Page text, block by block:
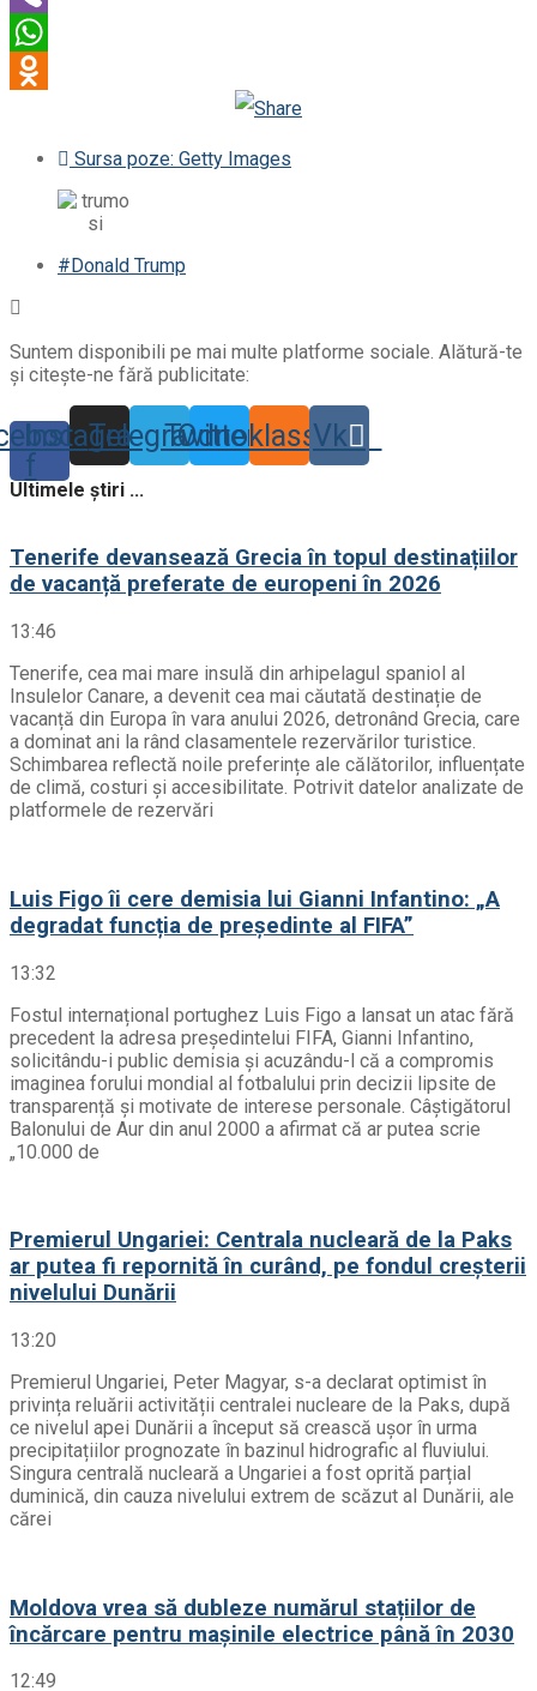
Odnoklassniki
Sursa poze: Getty Images
#Donald Trump
Suntem disponibili pe mai multe platforme sociale. Alătură-te
și citește-ne fără publicitate:
f
Instagram
TelegramTwitter
Odnoklassniki
Vk
Ultimele știri ...
Tenerife devansează Grecia în topul destinațiilor
de vacanță preferate de europeni în 2026
13:46
Tenerife, cea mai mare insulă din arhipelagul spaniol al
Insulelor Canare, a devenit cea mai căutată destinație de
vacanță din Europa în vara anului 2026, detronând Grecia, care
a dominat ani la rând clasamentele rezervărilor turistice.
Schimbarea reflectă noile preferințe ale călătorilor, influențate
de climă, costuri și accesibilitate. Potrivit datelor analizate de
platformele de rezervări
Luis Figo îi cere demisia lui Gianni Infantino: „A
degradat funcția de președinte al FIFA”
13:32
Fostul internațional portughez Luis Figo a lansat un atac fără
precedent la adresa președintelui FIFA, Gianni Infantino,
solicitându-i public demisia și acuzându-l că a compromis
imaginea forului mondial al fotbalului prin decizii lipsite de
transparență și motivate de interese personale. Câștigătorul
Balonului de Aur din anul 2000 a afirmat că ar putea scrie
„10.000 de
Premierul Ungariei: Centrala nucleară de la Paks
ar putea fi repornită în curând, pe fondul creșterii
nivelului Dunării
13:20
Premierul Ungariei, Peter Magyar, s-a declarat optimist în
privința reluării activității centralei nucleare de la Paks, după
ce nivelul apei Dunării a început să crească ușor în urma
precipitațiilor prognozate în bazinul hidrografic al fluviului.
Singura centrală nucleară a Ungariei a fost oprită parțial
duminică, din cauza nivelului extrem de scăzut al Dunării, ale
cărei
Moldova vrea să dubleze numărul stațiilor de
încărcare pentru mașinile electrice până în 2030
12:49